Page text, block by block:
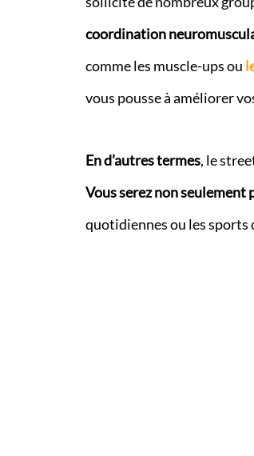
coordination
comme les muscle-ups ou
vous pousse à améliorer
En d’autres termes, le
Vous serez non
quotidiennes ou les sports